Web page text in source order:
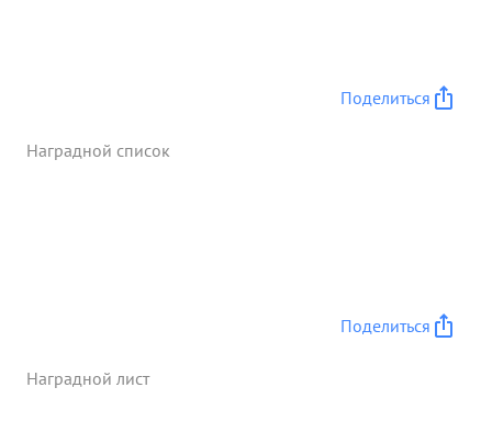
Поделиться
Наградной список
Поделиться
Наградной лист